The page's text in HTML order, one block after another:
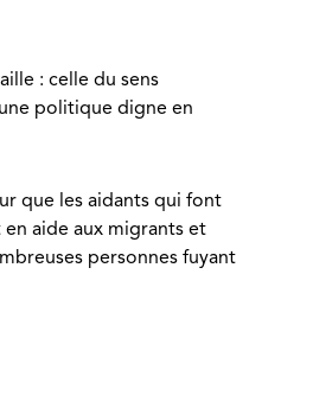
: celle du sens
politique digne en
que les aidants qui font
aide aux migrants et
personnes fuyant